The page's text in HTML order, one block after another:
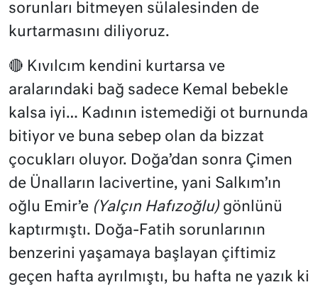
sorunları bitmeyen sülalesinden de
kurtarmasını diliyoruz.
🔴 Kıvılcım kendini kurtarsa ve
aralarındaki bağ sadece Kemal bebekle
kalsa iyi… Kadının istemediği ot burnunda
bitiyor ve buna sebep olan da bizzat
çocukları oluyor. Doğa’dan sonra Çimen
de Ünalların lacivertine, yani Salkım’ın
oğlu Emir’e (Yalçın Hafızoğlu) gönlünü
kaptırmıştı. Doğa-Fatih sorunlarının
benzerini yaşamaya başlayan çiftimiz
geçen hafta ayrılmıştı, bu hafta ne yazık ki